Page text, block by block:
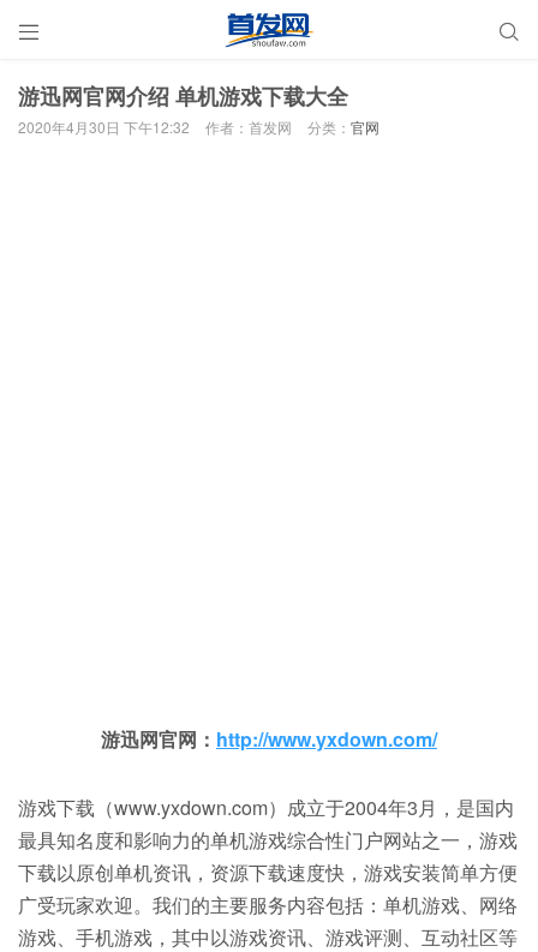
 
游迅网官网介绍 单机游戏下载大全
2020年4月30日 下午12:32 作者：首发网 分类： 官网
游迅网官网： http://www.yxdown.com/
游戏下载（www.yxdown.com）成立于2004年3月，是国内
最具知名度和影响力的单机游戏综合性门户网站之一，游戏
下载以原创单机资讯，资源下载速度快，游戏安装简单方便
广受玩家欢迎。我们的主要服务内容包括：单机游戏、网络
游戏、手机游戏，其中以游戏资讯、游戏评测、互动社区等